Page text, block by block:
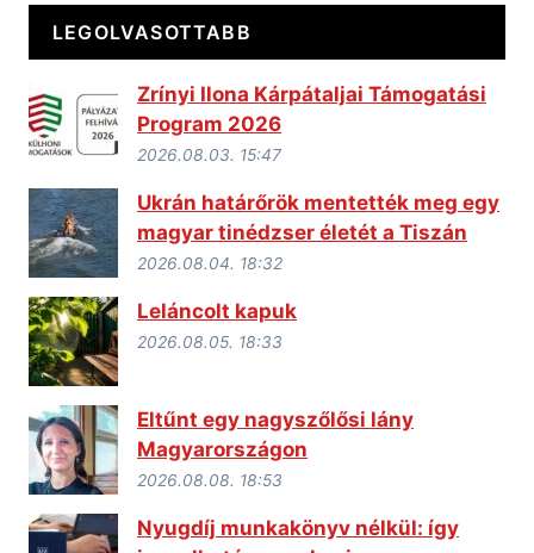
LEGOLVASOTTABB
Zrínyi Ilona Kárpátaljai Támogatási
Program 2026
2026.08.03. 15:47
Ukrán határőrök mentették meg egy
magyar tinédzser életét a Tiszán
2026.08.04. 18:32
Leláncolt kapuk
2026.08.05. 18:33
Eltűnt egy nagyszőlősi lány
Magyarországon
2026.08.08. 18:53
Nyugdíj munkakönyv nélkül: így